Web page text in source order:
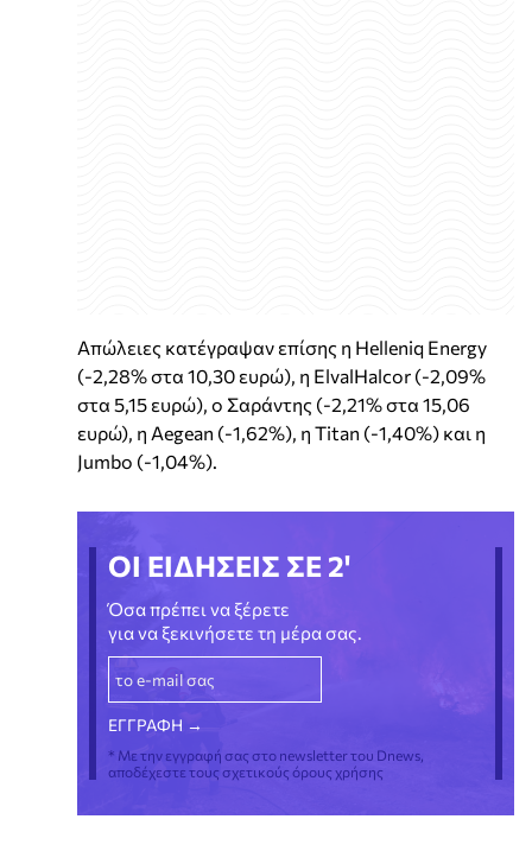
Απώλειες κατέγραψαν επίσης η Helleniq Energy
(-2,28% στα 10,30 ευρώ), η ElvalHalcor (-2,09%
στα 5,15 ευρώ), ο Σαράντης (-2,21% στα 15,06
ευρώ), η Aegean (-1,62%), η Titan (-1,40%) και η
Jumbo (-1,04%).
ΟΙ ΕΙΔΗΣΕΙΣ ΣΕ 2'
Όσα πρέπει να ξέρετε
για να ξεκινήσετε τη μέρα σας.
* Με την εγγραφή σας στο newsletter του Dnews,
αποδέχεστε τους σχετικούς όρους χρήσης